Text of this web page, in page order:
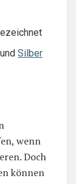
undSilber
wenn
Doch
können